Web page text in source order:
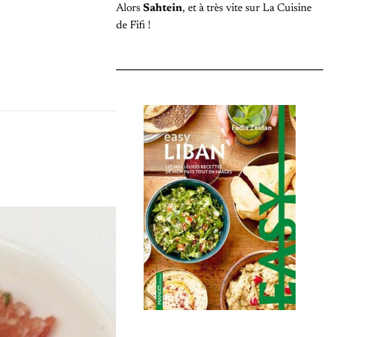
Alors Sahtein, et à très vite sur La Cuisine
de Fifi !